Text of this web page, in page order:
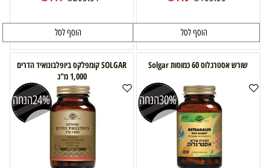
הוסף לסל הוסף לסל
שורש אסטרגלוס 60 כמוסות Solgar
30%הנחה
SOLGAR קומפלקס ביופלבונואיד הדרים
1,000 מ"ג
24%הנחה